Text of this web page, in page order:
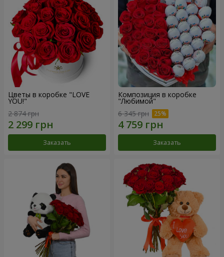
Цветы в коробке "LOVE
YOU!"
2 874 грн
Заказать
Композиция в коробке
"Любимой"
6 345 грн
Заказать